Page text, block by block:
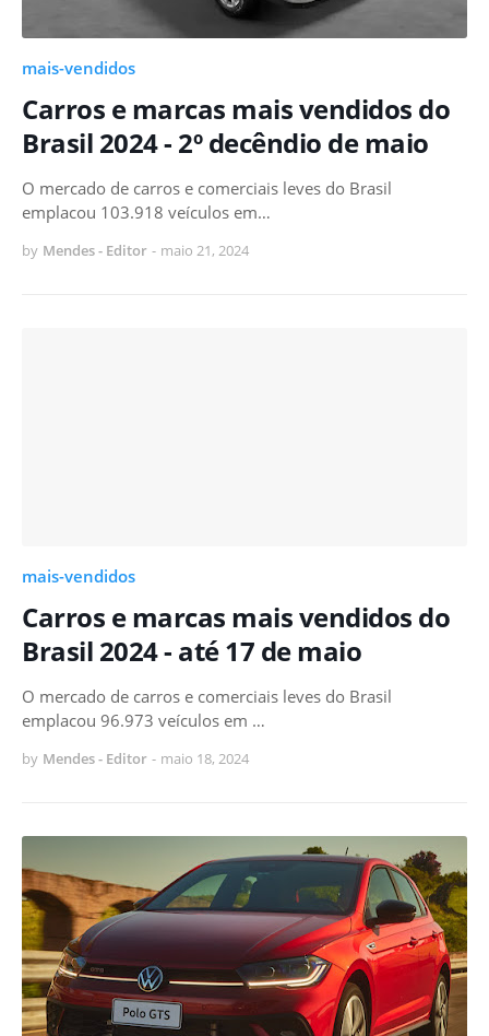
mais-vendidos
Carros e marcas mais vendidos do
Brasil 2024 - 2º decêndio de maio
O mercado de carros e comerciais leves do Brasil
emplacou 103.918 veículos em…
by Mendes - Editor - maio 21, 2024
mais-vendidos
Carros e marcas mais vendidos do
Brasil 2024 - até 17 de maio
O mercado de carros e comerciais leves do Brasil
emplacou 96.973 veículos em …
by Mendes - Editor - maio 18, 2024